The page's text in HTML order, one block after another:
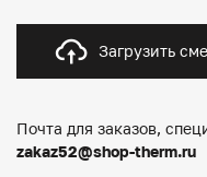
Загрузить
Почта для заказов,
zakaz52@shop-therm.ru